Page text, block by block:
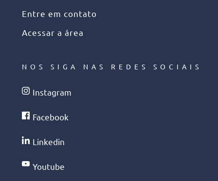
Entre em contato
Acessar a área
NOS SIGA NAS REDES SOCIAIS
Instagram
Facebook
Linkedin
Youtube